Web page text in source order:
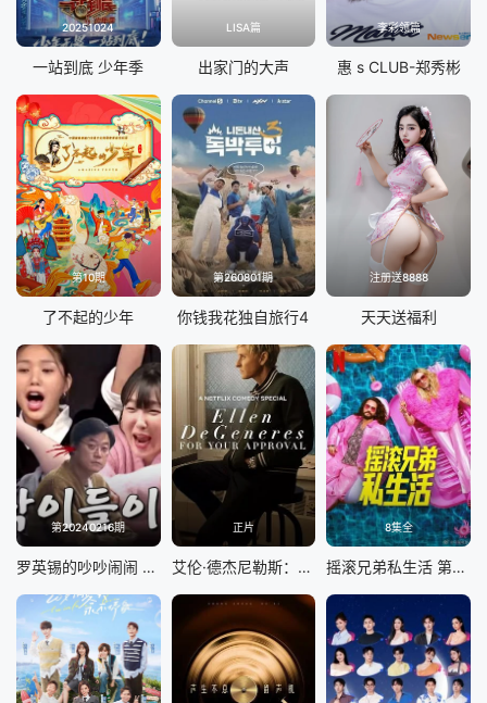
20251024
一站到底 少年季
LISA篇
出家门的大声
李彩领篇
惠 s CLUB-郑秀彬
第10期
了不起的少年
第260801期
你钱我花独自旅行4
注册送8888
天天送福利
第20240216期
罗英锡的吵吵闹闹 蹦蹦地球游戏厅篇
正片
艾伦·德杰尼勒斯：请你许可
8集全
摇滚兄弟私生活 第二季